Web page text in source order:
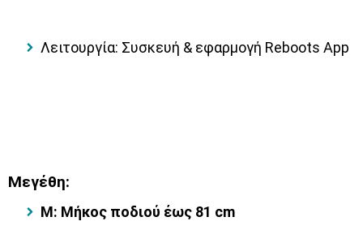
Λειτουργία: Συσκευή & εφαρμογή Reboots App
Μεγέθη:
M: Μήκος ποδιού έως 81 cm